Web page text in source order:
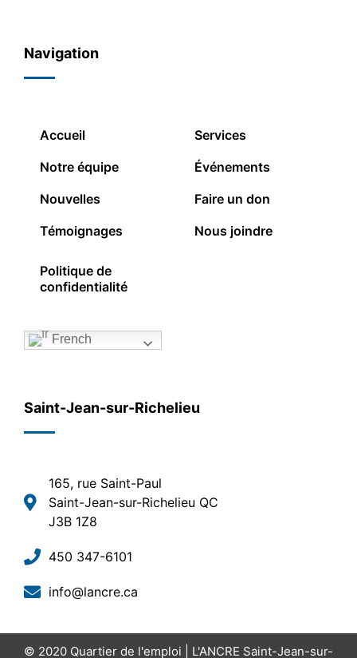
Navigation
Accueil
Notre équipe
Nouvelles
Témoignages
Services
Événements
Faire un don
Nous joindre
Politique de
confidentialité
French
Saint-Jean-sur-Richelieu
165, rue Saint-Paul
Saint-Jean-sur-Richelieu QC
J3B 1Z8
450 347-6101
info@lancre.ca
© 2020 Quartier de l'emploi | L'ANCRE Saint-Jean-sur-